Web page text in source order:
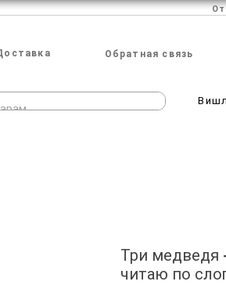
Обратная связь
Три медведя
читаю по